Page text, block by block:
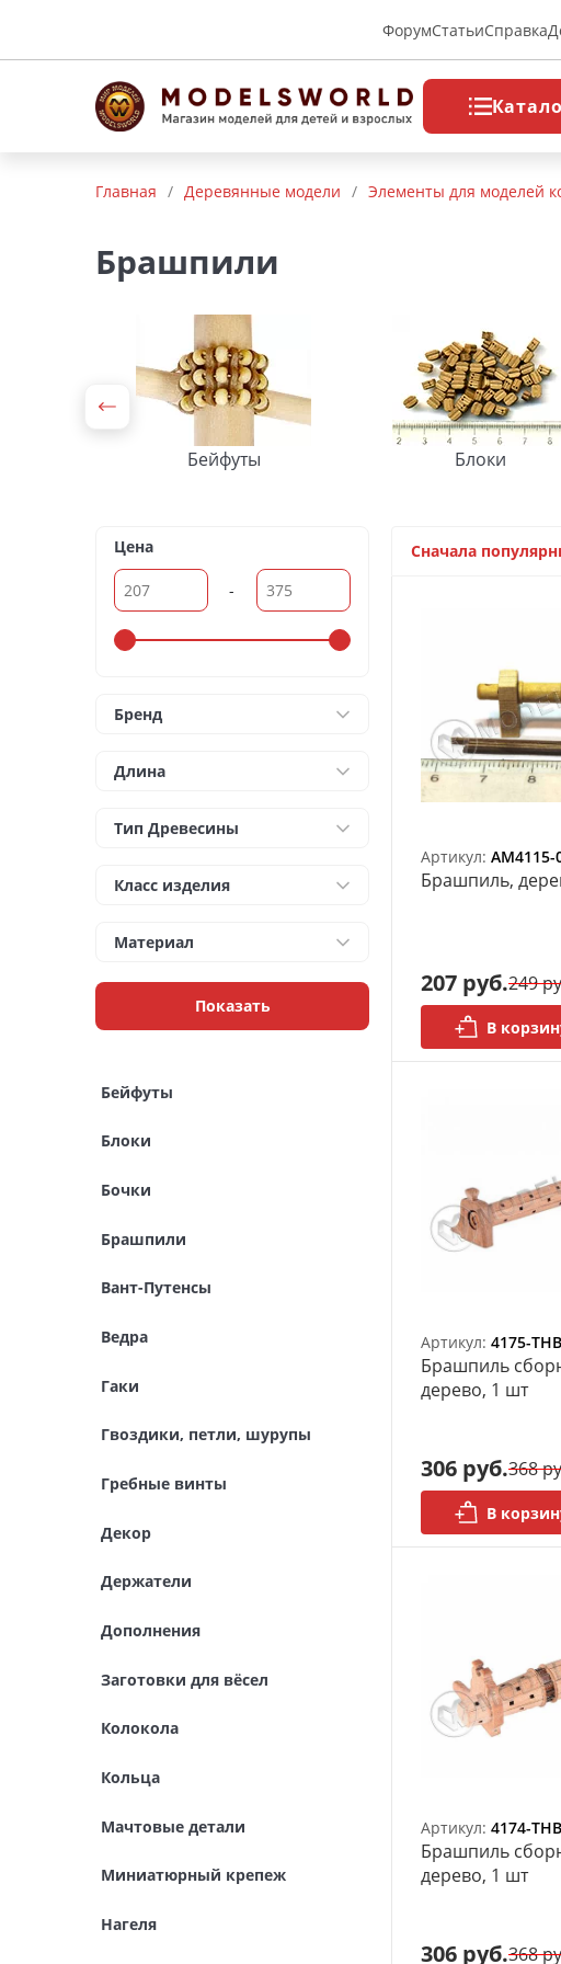
ФорумСтатьиСправка
Радиоуправляемые модели
Аккумуляторы и зарядные
устройства
Пластиковые модели
Макет H0 и TT
3D Модели
Модели из бумаги
Аэрографы и компрессоры
Литература для моделиста
Готовые модели
Специальные товары
Модульное рабочее место
моделей
Деревянные 3D модели
Донышки для вязания
Деревянные шкатулки
Инструмент
Нестандартные заготовки
Новогодние изделия
Дерево БАЛЬЗА и
Главная / Деревянные модели / Элементы для моделей
Брашпили
Бейфуты Блоки
Цена
-
Бренд
Длина
Тип Древесины
Класс изделия
Материал
Показать
Бейфуты
Блоки
Бочки
Брашпили
Вант-Путенсы
Ведра
Гаки
Гвоздики, петли, шурупы
Гребные винты
Декор
Держатели
Дополнения
Заготовки для вёсел
Колокола
Кольца
Мачтовые детали
Миниатюрный крепеж
Нагеля
Сначала
Артикул: AM4115-
Брашпиль,
207 руб.249
В
Артикул: 4175-THB
Брашпиль
дерево, 1 шт
306 руб.368
В
Артикул: 4174-THB
Брашпиль
дерево, 1 шт
306 руб.368